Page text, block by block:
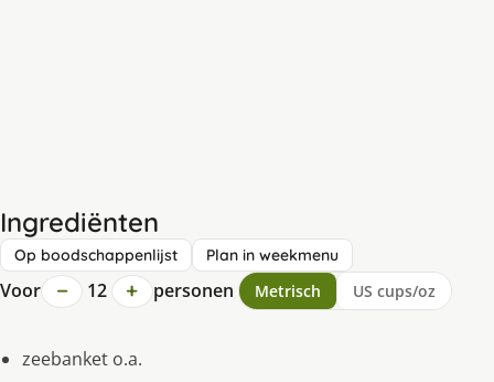
Ingrediënten
Op boodschappenlijst Plan in weekmenu
Voor − 12 + personen Metrisch US cups/oz
zeebanket o.a.